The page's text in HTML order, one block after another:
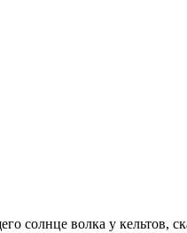
солнце волка у